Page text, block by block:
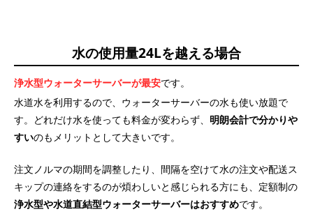
水の使用量24Lを越える場合
浄水型ウォーターサーバーが最安です。
水道水を利用するので、ウォーターサーバーの水も使い放題で
す。どれだけ水を使っても料金が変わらず、 明朗会計で分かりや
すいのもメリットとして大きいです。
注文ノルマの期間を調整したり、間隔を空けて水の注文や配送ス
キップの連絡をするのが煩わしいと感じられる方にも、定額制の
浄水型や水道直結型ウォーターサーバーはおすすめです。